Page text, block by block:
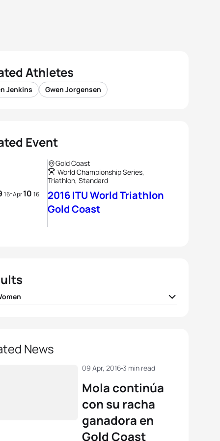
Athletes
Jenkins Gwen Jorgensen
Event
16-Apr10 16
Gold Coast
World Championship Series,
Triathlon, Standard
2016 ITU World Triathlon
Gold Coast
NZL 01:56:45
BER 01:56:58
NED 01:58:06
News
Mola continúa
con su racha
ganadora en
Gold Coast
09 Apr, 2016 3 min read